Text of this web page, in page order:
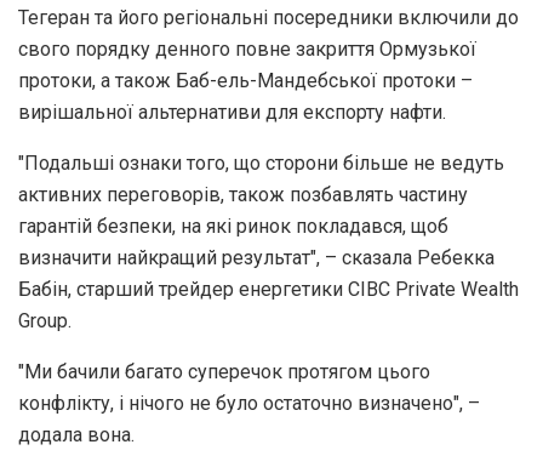
Тегеран та його регіональні посередники включили до
свого порядку денного повне закриття Ормузької
протоки, а також Баб-ель-Мандебської протоки –
вирішальної альтернативи для експорту нафти.
"Подальші ознаки того, що сторони більше не ведуть
активних переговорів, також позбавлять частину
гарантій безпеки, на які ринок покладався, щоб
визначити найкращий результат", – сказала Ребекка
Бабін, старший трейдер енергетики CIBC Private Wealth
Group.
"Ми бачили багато суперечок протягом цього
конфлікту, і нічого не було остаточно визначено", –
додала вона.